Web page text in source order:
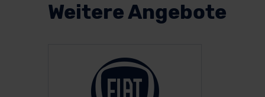
Weitere Angebote